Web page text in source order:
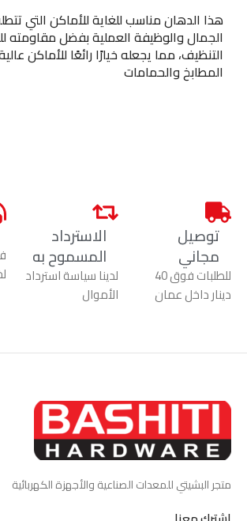
هذا الدهان مناسب للغاية للأماكن التي
الجمال والوظيفة العملية بفضل مقاومته
التنظيف، مما يجعله خيارًا رائعًا للأماكن
المطابخ والحمامات​
توصيل
مجاني
للطلبات فوق 40
دينار داخل عمان
الاسترداد
المسموح به
لدينا سياسة استرداد
الأموال
متجر البشيتي للمعدات الصناعية والأجهزة الكهربائية